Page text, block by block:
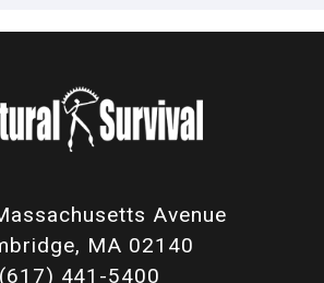
Avenue
MA 02140
(617) 441-5400